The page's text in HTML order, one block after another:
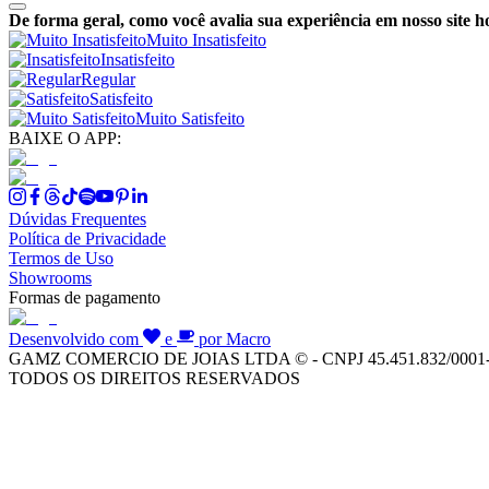
De forma geral, como você avalia sua experiência em nosso site
Muito Insatisfeito
Insatisfeito
Regular
Satisfeito
Muito Satisfeito
BAIXE O APP:
Dúvidas Frequentes
Política de Privacidade
Termos de Uso
Showrooms
Formas de pagamento
Desenvolvido com e
por Macro
GAMZ COMERCIO DE JOIAS LTDA © - CNPJ 45.451.832/
TODOS OS DIREITOS RESERVADOS